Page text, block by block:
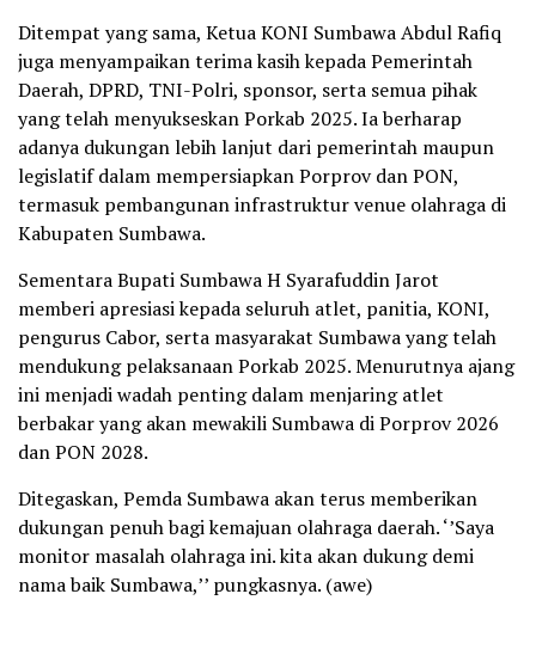
Ditempat yang sama, Ketua KONI Sumbawa Abdul Rafiq
juga menyampaikan terima kasih kepada Pemerintah
Daerah, DPRD, TNI-Polri, sponsor, serta semua pihak
yang telah menyukseskan Porkab 2025. Ia berharap
adanya dukungan lebih lanjut dari pemerintah maupun
legislatif dalam mempersiapkan Porprov dan PON,
termasuk pembangunan infrastruktur venue olahraga di
Kabupaten Sumbawa.
Sementara Bupati Sumbawa H Syarafuddin Jarot
memberi apresiasi kepada seluruh atlet, panitia, KONI,
pengurus Cabor, serta masyarakat Sumbawa yang telah
mendukung pelaksanaan Porkab 2025. Menurutnya ajang
ini menjadi wadah penting dalam menjaring atlet
berbakar yang akan mewakili Sumbawa di Porprov 2026
dan PON 2028.
Ditegaskan, Pemda Sumbawa akan terus memberikan
dukungan penuh bagi kemajuan olahraga daerah. ‘’Saya
monitor masalah olahraga ini. kita akan dukung demi
nama baik Sumbawa,’’ pungkasnya. (awe)